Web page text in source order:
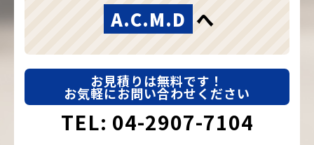
A.C.M.D へ
お見積りは無料です！
お気軽にお問い合わせください
TEL: 04-2907-7104